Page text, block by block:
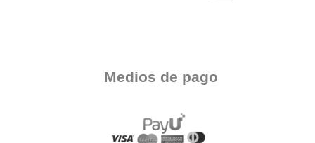
Medios de pago